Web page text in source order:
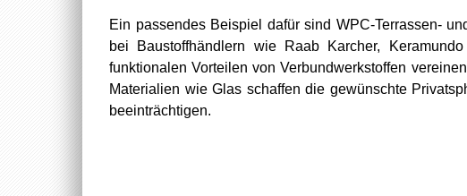
Ein passendes Beispiel dafür sind WPC-Terrassen-
bei Baustoffhändlern wie Raab Karcher,
funktionalen Vorteilen von Verbundwerkstoffen
Materialien wie Glas schaffen die gewünschte
beeinträchtigen.